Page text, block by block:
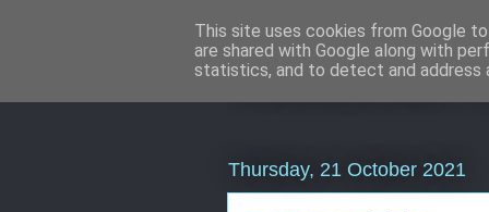
Webáruház
Thursday, 21 October 2021
This site uses cookies from Google
are shared with Google along with
statistics, and to detect and address